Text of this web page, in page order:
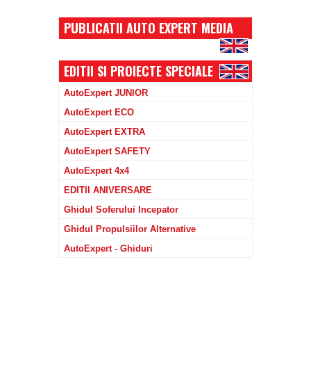
PUBLICATII AUTO EXPERT MEDIA
EDITII SI PROIECTE SPECIALE
AutoExpert JUNIOR
AutoExpert ECO
AutoExpert EXTRA
AutoExpert SAFETY
AutoExpert 4x4
EDITII ANIVERSARE
Ghidul Soferului Incepator
Ghidul Propulsiilor Alternative
AutoExpert - Ghiduri